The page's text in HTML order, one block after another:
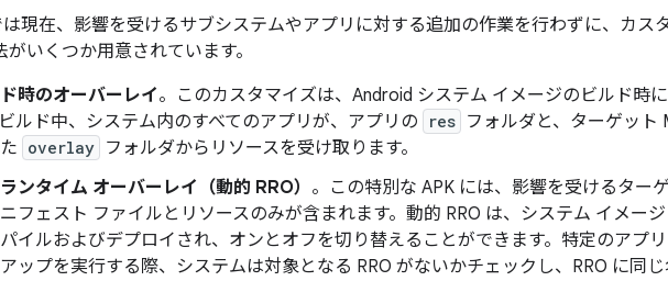
現在、影響を受けるサブシステムやアプリに対する追加の作業を行わずに、カス
がいくつか用意されています。
時のオーバーレイ。このカスタマイズは、Android システム イメージのビルド時
ルド中、システム内のすべてのアプリが、アプリの
res フォルダと、ターゲット
overlay フォルダからリソースを受け取ります。
ンタイム オーバーレイ（動的 RRO） 。この特別な APK には、影響を受けるター
フェスト ファイルとリソースのみが含まれます。動的 RRO は、システム イメー
イルおよびデプロイされ、オンとオフを切り替えることができます。特定のアプ
ップを実行する際、システムは対象となる RRO がないかチェックし、RRO に同